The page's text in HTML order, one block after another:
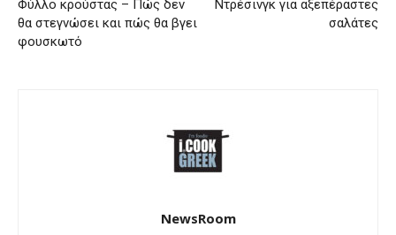
Φύλλο κρούστας – Πώς δεν
θα στεγνώσει και πώς θα βγει
φουσκωτό
Ντρέσινγκ για αξεπέραστες
σαλάτες
NewsRoom